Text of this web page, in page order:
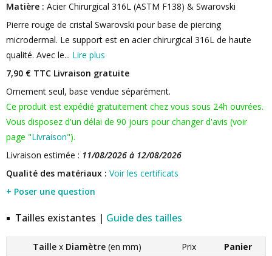
Matière : Acier Chirurgical 316L (ASTM F138) & Swarovski
Pierre rouge de cristal Swarovski pour base de piercing
microdermal. Le support est en acier chirurgical 316L de haute
qualité. Avec le... Lire plus
7,90 € TTC Livraison gratuite
Ornement seul, base vendue séparément.
Ce produit est expédié gratuitement chez vous sous 24h ouvrées.
Vous disposez d'un délai de 90 jours pour changer d'avis (voir
page "Livraison").
Livraison estimée : 11/08/2026 à 12/08/2026
Qualité des matériaux : Voir les certificats
+ Poser une question
Tailles existantes | Guide des tailles
Taille x Diamètre (en mm) Prix Panier